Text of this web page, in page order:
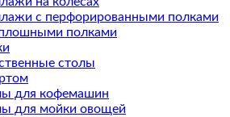
с перфорированными полками
полками
столы
для кофемашин
для мойки овощей